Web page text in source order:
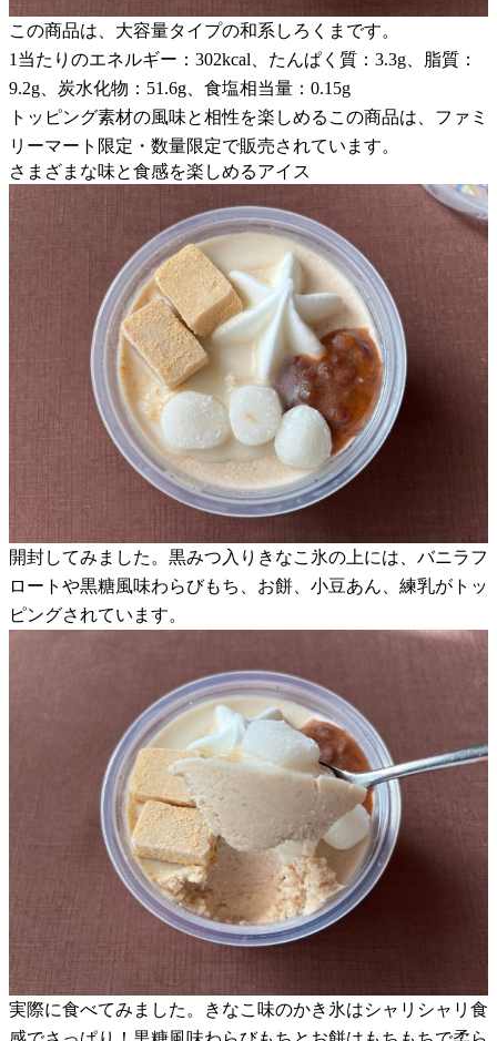
この商品は、大容量タイプの和系しろくまです。
1当たりのエネルギー：302kcal、たんぱく質：3.3g、脂質：
9.2g、炭水化物：51.6g、食塩相当量：0.15g
トッピング素材の風味と相性を楽しめるこの商品は、ファミ
リーマート限定・数量限定で販売されています。
さまざまな味と食感を楽しめるアイス
開封してみました。黒みつ入りきなこ氷の上には、バニラフ
ロートや黒糖風味わらびもち、お餅、小豆あん、練乳がトッ
ピングされています。
実際に食べてみました。きなこ味のかき氷はシャリシャリ食